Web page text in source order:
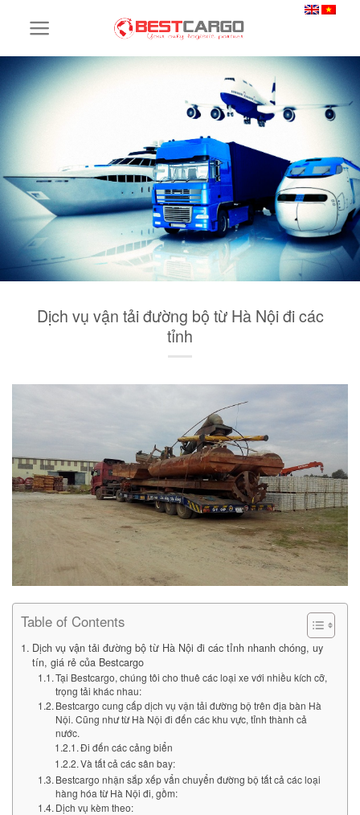
Dịch vụ vận tải đường bộ từ Hà Nội đi các
tỉnh
Table of Contents
Dịch vụ vận tải đường bộ từ Hà Nội đi các tỉnh nhanh chóng, uy
tín, giá rẻ của Bestcargo
Tại Bestcargo, chúng tôi cho thuê các loại xe với nhiều kích cỡ,
trọng tải khác nhau:
Bestcargo cung cấp dịch vụ vận tải đường bộ trên địa bàn Hà
Nội. Cũng như từ Hà Nội đi đến các khu vực, tỉnh thành cả
nước.
Đi đến các cảng biển
Và tất cả các sân bay:
Bestcargo nhận sắp xếp vẩn chuyển đường bộ tất cả các loại
hàng hóa từ Hà Nội đi, gồm:
Dịch vụ kèm theo: